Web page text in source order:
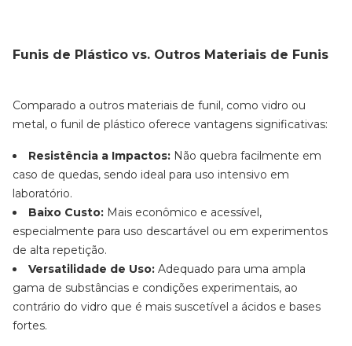
Funis de Plástico vs. Outros Materiais de Funis
Comparado a outros materiais de funil, como vidro ou
metal, o funil de plástico oferece vantagens significativas:
Resistência a Impactos: Não quebra facilmente em
caso de quedas, sendo ideal para uso intensivo em
laboratório.
Baixo Custo: Mais econômico e acessível,
especialmente para uso descartável ou em experimentos
de alta repetição.
Versatilidade de Uso: Adequado para uma ampla
gama de substâncias e condições experimentais, ao
contrário do vidro que é mais suscetível a ácidos e bases
fortes.